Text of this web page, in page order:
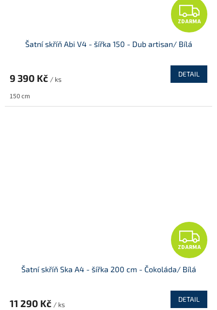
Z
D
R
A
ZDARMA
Šatní skříň Abi V4 - šířka 150 - Dub artisan/ Bílá
9 390 Kč / ks
DETAIL
150 cm
Z
D
R
ZDARMA
Šatní skříň Ska A4 - šířka 200 cm - Čokoláda/ Bílá
11 290 Kč / ks
DETAIL